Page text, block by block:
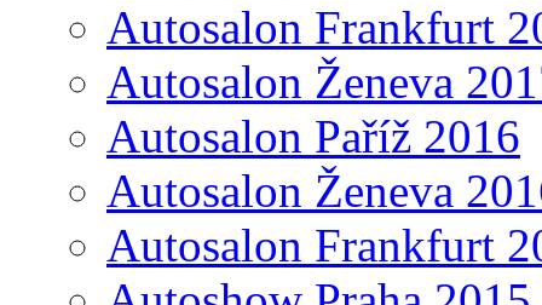
Autosalon Frankfurt
Autosalon Ženeva
Autosalon Paříž 2016
Autosalon Ženeva
Autosalon Frankfurt